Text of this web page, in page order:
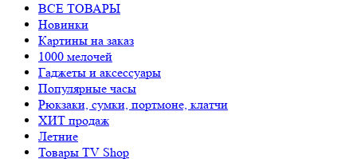
ВСЕ ТОВАРЫ
Новинки
Картины на заказ
1000 мелочей
Гаджеты и аксессуары
Популярные часы
Рюкзаки, сумки, портмоне, клатчи
ХИТ продаж
Летние
Товары TV Shop